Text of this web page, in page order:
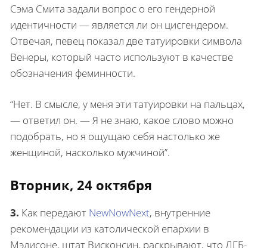
Сэма Смита задали вопрос о его гендерной
идентичности — является ли он цисгендером.
Отвечая, певец показал две татуировки символа
Венеры, который часто используют в качестве
обозначения феминности.
“Нет. В смысле, у меня эти татуировки на пальцах,
— ответил он. — Я не знаю, какое слово можно
подобрать, но я ощущаю себя настолько же
женщиной, насколько мужчиной”.
Вторник, 24 октября
3. Как передают NewNowNext, внутренние
рекомендации из католической епархии в
Мэдисоне, штат Висконсин, раскрывают, что ЛГБ-